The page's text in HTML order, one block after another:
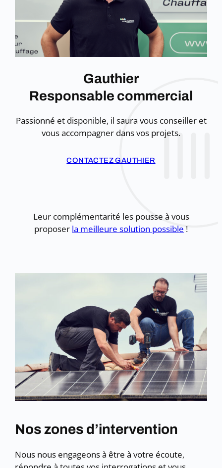
Gauthier
Responsable commercial
Passionné et disponible, il saura vous conseiller et
vous accompagner dans vos projets.
CONTACTEZ GAUTHIER
Leur complémentarité les pousse à vous
proposer la meilleure solution possible !
Nos zones d’intervention
Nous nous engageons à être à votre écoute,